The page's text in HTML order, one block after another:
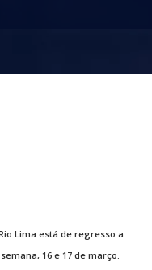
Lima está de regresso a
16 e 17 de março.